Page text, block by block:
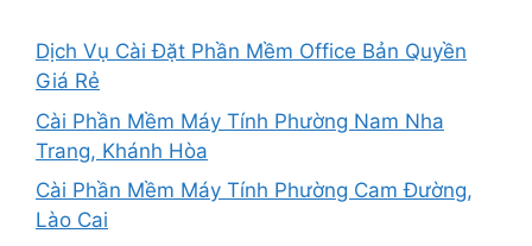
Dịch Vụ Cài Đặt Phần Mềm Office Bản Quyền
Giá Rẻ
Cài Phần Mềm Máy Tính Phường Nam Nha
Trang, Khánh Hòa
Cài Phần Mềm Máy Tính Phường Cam Đường,
Lào Cai